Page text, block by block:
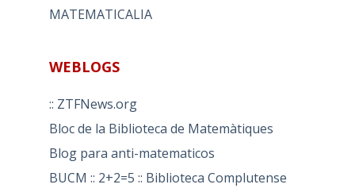
MATEMATICALIA
WEBLOGS
:: ZTFNews.org
Bloc de la Biblioteca de Matemàtiques
Blog para anti-matematicos
BUCM :: 2+2=5 :: Biblioteca Complutense